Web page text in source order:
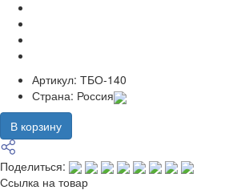
Артикул: ТБО-140
Страна: Россия
В корзину
Поделиться:
Ссылка на товар